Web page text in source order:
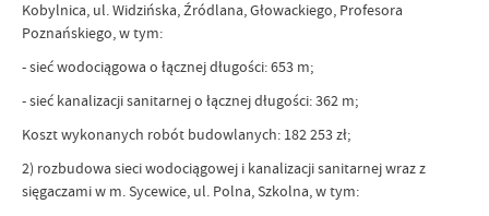
Kobylnica, ul. Widzińska, Źródlana, Głowackiego, Profesora
Poznańskiego, w tym:
- sieć wodociągowa o łącznej długości: 653 m;
- sieć kanalizacji sanitarnej o łącznej długości: 362 m;
Koszt wykonanych robót budowlanych: 182 253 zł;
2) rozbudowa sieci wodociągowej i kanalizacji sanitarnej wraz z
sięgaczami w m. Sycewice, ul. Polna, Szkolna, w tym: